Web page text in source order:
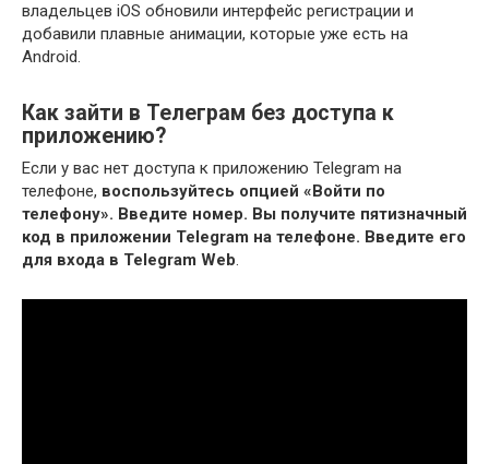
владельцев iOS обновили интерфейс регистрации и
добавили плавные анимации, которые уже есть на
Android.
Как зайти в Телеграм без доступа к
приложению?
Если у вас нет доступа к приложению Telegram на
телефоне, воспользуйтесь опцией «Войти по
телефону». Введите номер. Вы получите пятизначный
код в приложении Telegram на телефоне. Введите его
для входа в Telegram Web.